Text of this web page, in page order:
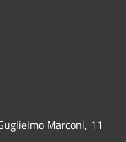
Marconi, 11